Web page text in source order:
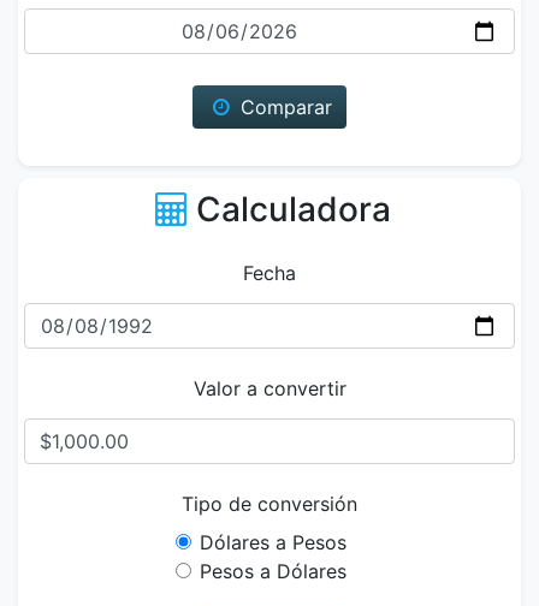
Fecha
Comparar
Calculadora
Fecha
Valor a convertir
Tipo de conversión
Dólares a Pesos
Pesos a Dólares